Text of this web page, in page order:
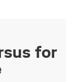
for